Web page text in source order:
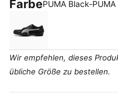
FarbePUMA Black-
PUMA Black-PUMA
Wir empfehlen, dieses
übliche Größe zu bestellen.